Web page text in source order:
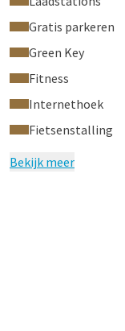
Gratis parkeren
Green Key
Fitness
Internethoek
Fietsenstalling
Bekijk meer